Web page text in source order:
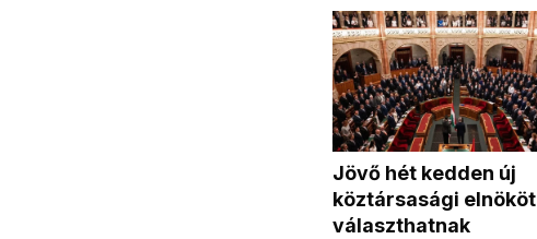
Jövő hét kedden új
köztársasági elnököt
választhatnak